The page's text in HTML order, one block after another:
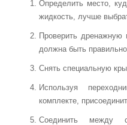
Определить место,
жидкость, лучше
Проверить дренажную
должна быть
Снять специальную
Используя
комплекте,
Соединить между